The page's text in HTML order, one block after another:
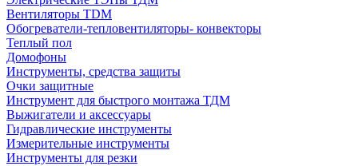
Вентиляторы TDM
Обогреватели-тепловентиляторы- конвекторы
Теплый пол
Домофоны
Инструменты, средства защиты
Очки защитные
Инструмент для быстрого монтажа ТДМ
Выжигатели и аксессуары
Гидравлические инструменты
Измерительные инструменты
Инструменты для резки